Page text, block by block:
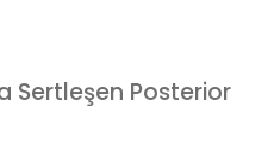
Sertleşen Posterior